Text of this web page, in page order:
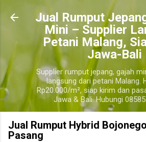
Langsung ke konten
​Jual Rumput
Mini – Supplier
Petani Malang,
Jawa-Bali
Supplier rumput jepang, gajah
langsung dari petani Malang.
Rp20.000/m², siap kirim dan
Jawa & Bali. Hubungi
Jual Rumput Hybrid
Pasang